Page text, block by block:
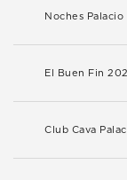
Noches Palacio
El Buen Fin
Club Cava